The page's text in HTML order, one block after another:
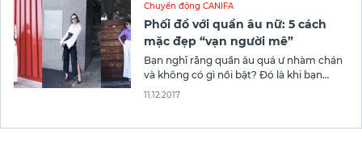
Chuyển động CANIFA
Phối đồ với quần âu nữ: 5 cách
mặc đẹp “vạn người mê”
Bạn nghĩ rằng quần âu quá ư nhàm chán
và không có gì nổi bật? Đó là khi bạn
chưa khám phá hết chiếc quần này thôi!
11.12.2017